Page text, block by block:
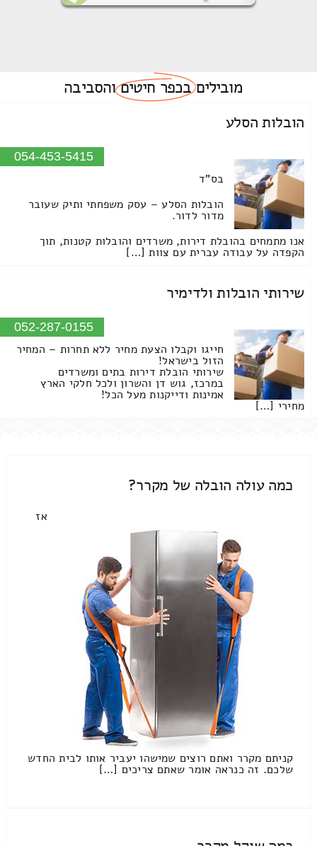
מוביליםבכפר חיטיםוהסביבה
הובלות הסלע
054-453-5415
בס"ד
הובלות הסלע – עסק משפחתי ותיק שעובר
מדור לדור.
אנו מתמחים בהובלת דירות, משרדים והובלות קטנות, תוך
הקפדה על עבודה עברית עם צוות […]
שירותי הובלות ולדימיר
052-287-0155
חייגו וקבלו הצעת מחיר ללא תחרות – המחיר
הזול בישראל!
שירותי הובלת דירות בתים ומשרדים
במרכז, גוש דן והשרון ולכל חלקי הארץ
אמינות ודייקנות מעל הכל!
מחירי […]
כמה עולה הובלה של מקרר?
אז
קניתם מקרר ואתם רוצים שמישהו יעביר אותו לבית החדש
שלכם. זה כנראה אומר שאתם צריכים […]